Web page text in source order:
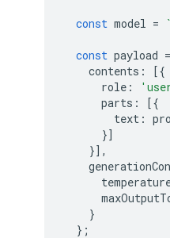
const model =
const payload =
contents :
[{
role :
parts :
[{
text :
}]
}],
}
};